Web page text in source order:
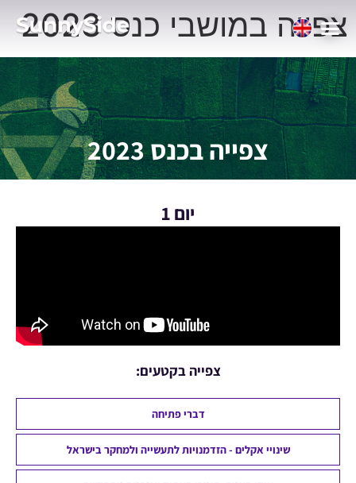
צפייה במושבי כנס 2023
צפייה בכנס 2023
יום 1
צפייה בקטעים:
דברי פתיחה
שינויי אקלים - הזדמנויות לתעשייה ולמחקר בישראל